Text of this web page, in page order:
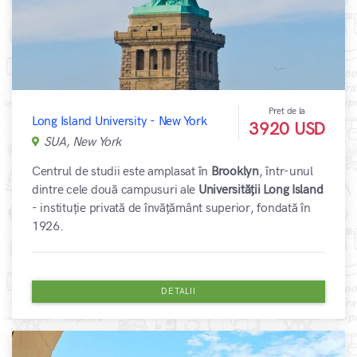
Long Island University - New York
SUA, New York
Pret de la
3920 USD
Centrul de studii este amplasat în Brooklyn, într-unul
dintre cele două campusuri ale Universității Long Island
- instituție privată de învățământ superior, fondată în
1926.
DETALII